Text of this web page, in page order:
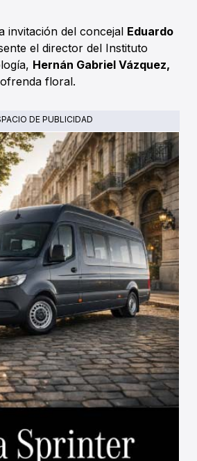
invitación del concejal Eduardo
el director del Instituto
Hernán Gabriel Vázquez,
floral.
DE PUBLICIDAD